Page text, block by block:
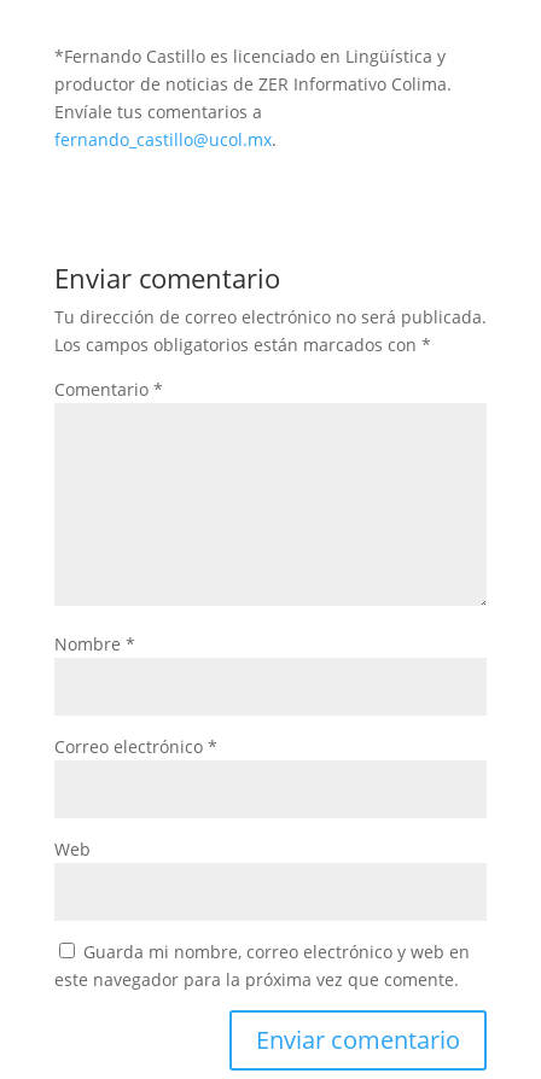
*Fernando Castillo es licenciado en Lingüística y
productor de noticias de ZER Informativo Colima.
Envíale tus comentarios a
fernando_castillo@ucol.mx.
Enviar comentario
Tu dirección de correo electrónico no será publicada.
Los campos obligatorios están marcados con *
Comentario *
Nombre *
Correo electrónico *
Web
Guarda mi nombre, correo electrónico y web en
este navegador para la próxima vez que comente.